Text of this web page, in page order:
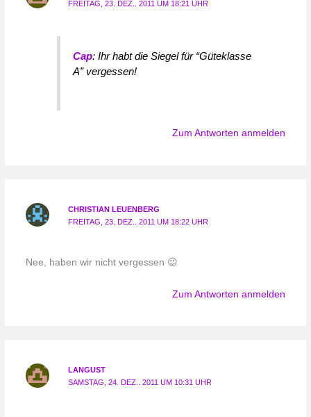
FREITAG, 23. DEZ.. 2011 UM 18:21 UHR
Cap: Ihr habt die Siegel für “Güteklasse
A” vergessen!
Zum Antworten anmelden
CHRISTIAN LEUENBERG
FREITAG, 23. DEZ.. 2011 UM 18:22 UHR
Nee, haben wir nicht vergessen 😉
Zum Antworten anmelden
LANGUST
SAMSTAG, 24. DEZ.. 2011 UM 10:31 UHR